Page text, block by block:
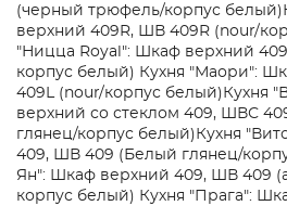
(черный трюфель/корпус белый)
верхний 409R, ШВ 409R (nour/
"Ницца Royal": Шкаф верхний
корпус белый) Кухня "Маори":
409L (nour/корпус белый) Кухня
верхний со стеклом 409, ШВС
глянец/корпус белый) Кухня
409, ШВ 409 (Белый глянец/
Ян": Шкаф верхний 409, ШВ 409
корпус белый) Кухня "Прага":